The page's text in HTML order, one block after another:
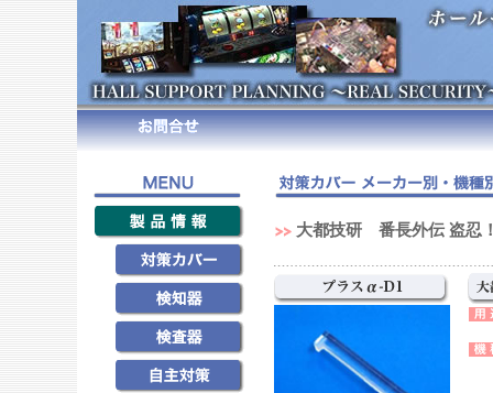
大都技研 番長外伝 盗忍